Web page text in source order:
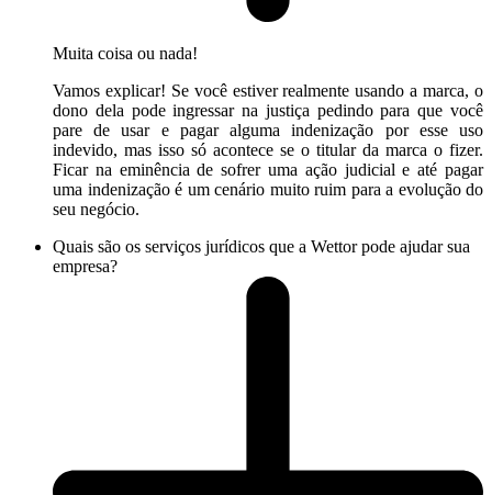
Muita coisa ou nada!
Vamos explicar! Se você estiver realmente usando a marca, o
dono dela pode ingressar na justiça pedindo para que você
pare de usar e pagar alguma indenização por esse uso
indevido, mas isso só acontece se o titular da marca o fizer.
Ficar na eminência de sofrer uma ação judicial e até pagar
uma indenização é um cenário muito ruim para a evolução do
seu negócio.
Quais são os serviços jurídicos que a Wettor pode ajudar sua
empresa?